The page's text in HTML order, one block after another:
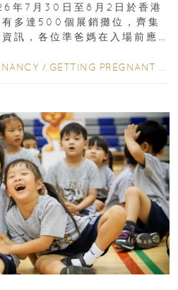
年7月30日至8月2日於香港
多達500個展銷攤位，齊集
訊，各位準爸媽在入場前應
/ GETTING PREGNANT